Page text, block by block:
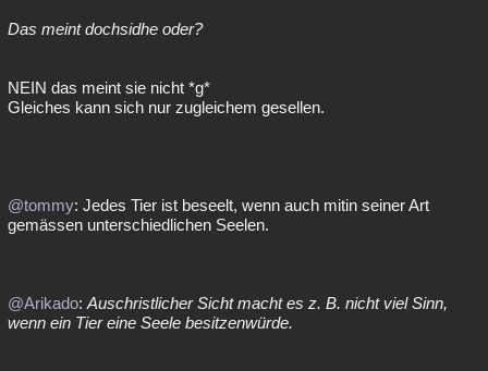
Das meint dochsidhe oder?
NEIN das meint sie nicht *g*
Gleiches kann sich nur zugleichem gesellen.
@tommy: Jedes Tier ist beseelt, wenn auch mitin seiner Art
gemässen unterschiedlichen Seelen.
@Arikado: Auschristlicher Sicht macht es z. B. nicht viel Sinn,
wenn ein Tier eine Seele besitzenwürde.